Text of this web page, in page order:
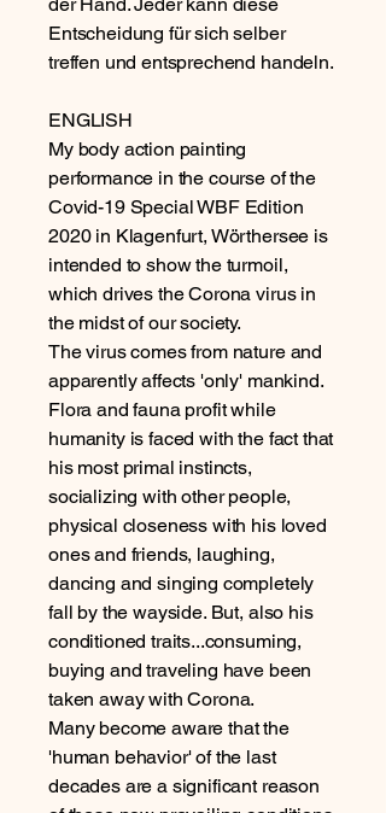
Entscheidung für sich selber
treffen und entsprechend handeln.
ENGLISH
My body action painting
performance in the course of the
Covid-19 Special WBF Edition
2020 in Klagenfurt, Wörthersee is
intended to show the turmoil,
which drives the Corona virus in
the midst of our society.
The virus comes from nature and
apparently affects 'only' mankind.
Flora and fauna profit while
humanity is faced with the fact that
his most primal instincts,
socializing with other people,
physical closeness with his loved
ones and friends, laughing,
dancing and singing completely
fall by the wayside. But, also his
conditioned traits...consuming,
buying and traveling have been
taken away with Corona.
Many become aware that the
'human behavior' of the last
decades are a significant reason